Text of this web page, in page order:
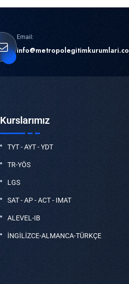
Email:
Kurslarımız
TYT - AYT - YDT
TR-YÖS
LGS
SAT - AP - ACT - IMAT
ALEVEL-IB
İNGİLİZCE-ALMANCA-TÜRKÇE